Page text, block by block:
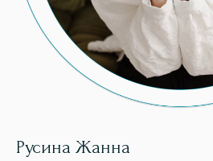
Русина Жанна